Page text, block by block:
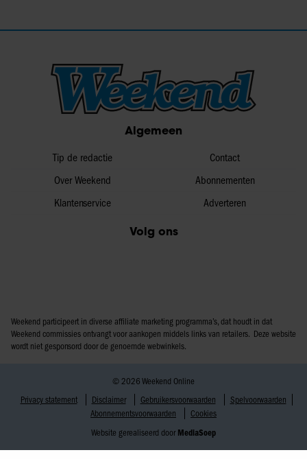
Algemeen
Tip de redactie
Over Weekend
Klantenservice
Contact
Abonnementen
Adverteren
Volg ons
Weekend participeert in diverse affiliate marketing programma’s, dat houdt in dat
Weekend commissies ontvangt voor aankopen middels links van retailers. Deze website
wordt niet gesponsord door de genoemde webwinkels.
© 2026 Weekend Online
Privacy statement
Disclaimer Gebruikersvoorwaarden
Spelvoorwaarden
Abonnementsvoorwaarden
Cookies
Website gerealiseerd door MediaSoep